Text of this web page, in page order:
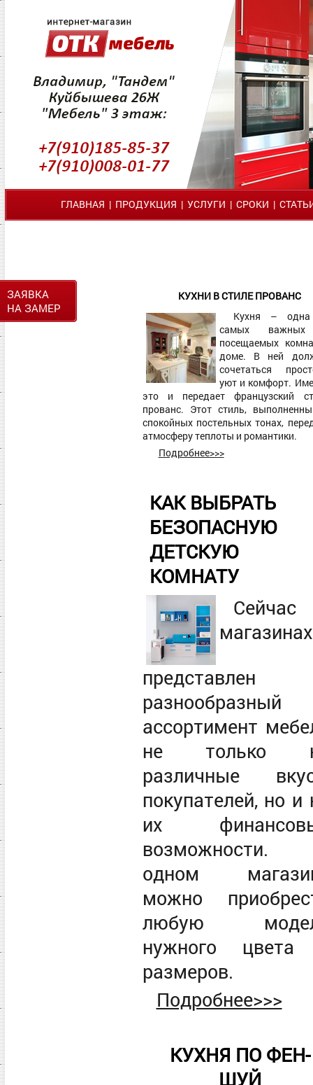
ЗАЯВКА
НА ЗАМЕР
ГЛАВНАЯ | ПРОДУКЦИЯ | УСЛУГИ | СРОКИ |
КУХНИ В СТИЛЕ ПРОВАНС
Кухня –
самых
посещаемых
доме. В ней
сочетаться
уют и комфорт.
это и передает французский
прованс. Этот стиль,
спокойных постельных тонах,
атмосферу теплоты и романтики.
Подробнее>>>
КАК ВЫБРАТЬ
БЕЗОПАСНУЮ
ДЕТСКУЮ
КОМНАТУ
магазинах
представлен
разнообразный
ассортимент
не только
различные
покупателей, но и
их
одном
можно
любую
нужного
размеров.
Подробнее>>>
КУХНЯ ПО ФЕН-
ШУЙ